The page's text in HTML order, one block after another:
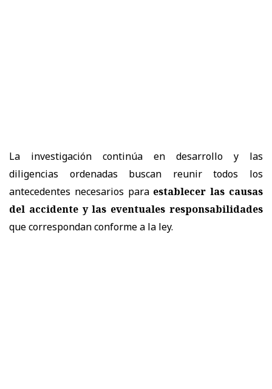
La investigación continúa en desarrollo y las
diligencias ordenadas buscan reunir todos los
antecedentes necesarios para establecer las causas
del accidente y las eventuales responsabilidades
que correspondan conforme a la ley.